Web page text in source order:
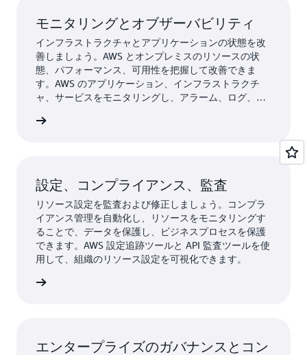
モニタリングとオブザーバビリティ
インフラストラクチャとアプリケーションの状態を改
善しましょう。AWS とオンプレミスのリソースの状
態、パフォーマンス、可用性を把握して改善できま
す。AWS のアプリケーション、インフラストラクチ
ャ、サービスをモニタリングし、アラーム、ログ、イ
ることで、問題解決までの平均時間 (MTTR) を短縮で
設定、コンプライアンス、監査
リソース設定を監査および修正しましょう。コンプラ
イアンス管理を自動化し、リソースをモニタリングす
ることで、データを保護し、ビジネスプロセスを保護
できます。AWS 設定追跡ツールと API 監査ツールを使
用して、組織のリソース設定を可視化できます。
エンタープライズのガバナンスとコン